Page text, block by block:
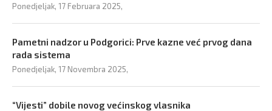
Ponedjeljak, 17 Februara 2025,
Pametni nadzor u Podgorici: Prve kazne već prvog dana
rada sistema
Ponedjeljak, 17 Novembra 2025,
“Vijesti” dobile novog većinskog vlasnika